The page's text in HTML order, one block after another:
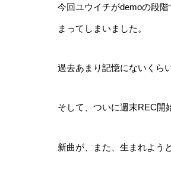
今回ユウイチがdemoの段
まってしまいました。
過去あまり記憶にないくら
そして、ついに週末REC開
新曲が、また、生まれよう